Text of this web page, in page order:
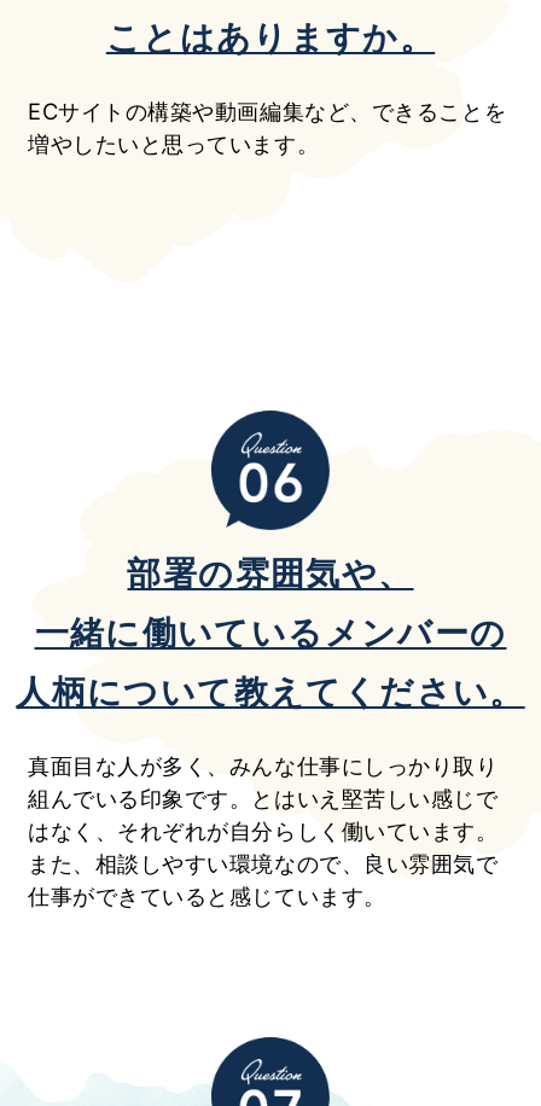
ことはありますか。
ECサイトの構築や動画編集など、できることを
増やしたいと思っています。
部署の雰囲気や、
一緒に働いているメンバーの
人柄について教えてください。
真面目な人が多く、みんな仕事にしっかり取り
組んでいる印象です。とはいえ堅苦しい感じで
はなく、それぞれが自分らしく働いています。
また、相談しやすい環境なので、良い雰囲気で
仕事ができていると感じています。